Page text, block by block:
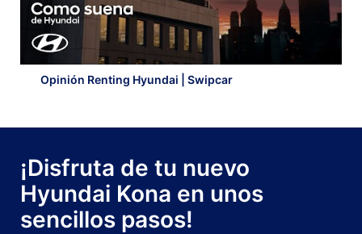
Opinión Renting Hyundai | Swipcar
¡Disfruta de tu nuevo
Hyundai Kona en unos
sencillos pasos!